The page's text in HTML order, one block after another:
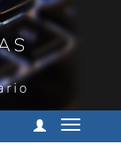
Cambiar